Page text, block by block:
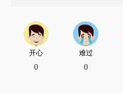
开心
0
难过
0